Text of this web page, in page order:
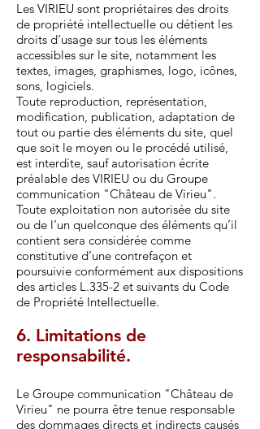
Les VIRIEU sont propriétaires des droits
de propriété intellectuelle ou détient les
droits d’usage sur tous les éléments
accessibles sur le site, notamment les
textes, images, graphismes, logo, icônes,
sons, logiciels.
Toute reproduction, représentation,
modification, publication, adaptation de
tout ou partie des éléments du site, quel
que soit le moyen ou le procédé utilisé,
est interdite, sauf autorisation écrite
préalable des VIRIEU ou du Groupe
communication "Château de Virieu".
Toute exploitation non autorisée du site
ou de l’un quelconque des éléments qu’il
contient sera considérée comme
constitutive d’une contrefaçon et
poursuivie conformément aux dispositions
des articles L.335-2 et suivants du Code
de Propriété Intellectuelle.
6. Limitations de
responsabilité.
Le Groupe communication "Château de
Virieu" ne pourra être tenue responsable
des dommages directs et indirects causés